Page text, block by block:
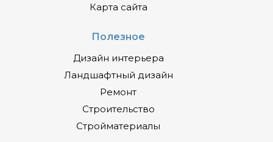
Карта сайта
Полезное
Дизайн интерьера
Ландшафтный дизайн
Ремонт
Строительство
Стройматериалы